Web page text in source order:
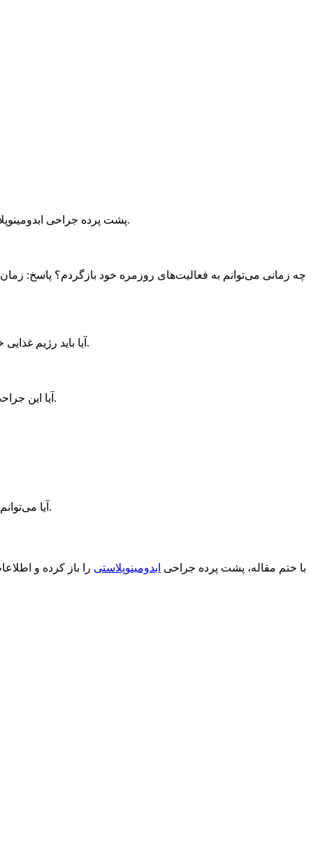
پشت پرده جراحی ابدومینوپلاستی چیست؟ پاسخ: جراحی ابدومینوپلاستی یک روش جراحی پلاستیک است که به بهبود ظاهر شکم و کاهش چاقی در این منطقه می‌پردازد.
آیا باید رژیم غذایی خاصی را دنبال کنم؟ پاسخ: بله، تغذیه متناسب با پس از جراحی بسیار مهم است و ممکن است جراح توصیه‌های خاصی برای شما داشته باشد.
آیا این جراحی باعث ایجاد جوانی دوباره در شکم می‌شود؟ پاسخ: بله، این جراحی می‌تواند باعث تنظیم و شبیه‌سازی دوباره‌ی جوانی در منطقه شکم شود.
آیا می‌توانم پس از جراحی حامله شوم؟ پاسخ: توصیه‌های مشخصی برای مدت زمان مناسب قبل از بارداری وجود دارد، بهتر است با جراح مشورت کنید.
با ختم مقاله، پشت پرده جراحی ابدومینوپلاستی را باز کرده و